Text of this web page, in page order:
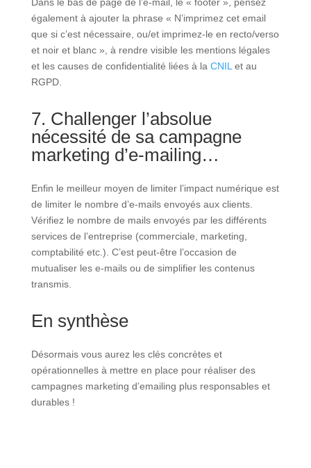
également à ajouter la phrase « N’imprimez cet email
que si c’est nécessaire, ou/et imprimez-le en recto/verso
et noir et blanc », à rendre visible les mentions légales
et les causes de confidentialité liées à la CNIL et au
RGPD.
7. Challenger l’absolue
nécessité de sa campagne
marketing d’e-mailing…
Enfin le meilleur moyen de limiter l’impact numérique est
de limiter le nombre d’e-mails envoyés aux clients.
Vérifiez le nombre de mails envoyés par les différents
services de l’entreprise (commerciale, marketing,
comptabilité etc.). C’est peut-être l’occasion de
mutualiser les e-mails ou de simplifier les contenus
transmis.
En synthèse
Désormais vous aurez les clés concrètes et
opérationnelles à mettre en place pour réaliser des
campagnes marketing d’emailing plus responsables et
durables !